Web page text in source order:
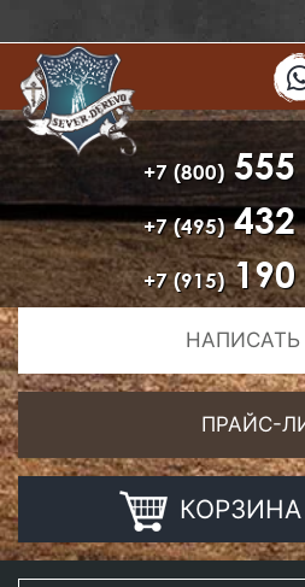
+7 (800) 555
+7 (495)432
+7 (915)190
ПРАЙС-